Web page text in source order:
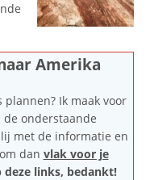
Amerika
Ik maak voor
onderstaande
met de informatie en
dan vlak voor je
links, bedankt!